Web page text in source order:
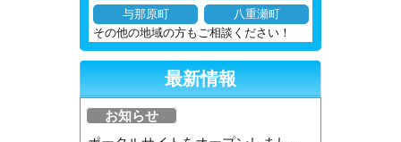
与那原町
八重瀬町
その他の地域の方もご相談ください！
最新情報
お知らせ